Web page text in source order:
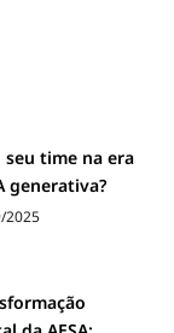
seu time na era
generativa?
2025